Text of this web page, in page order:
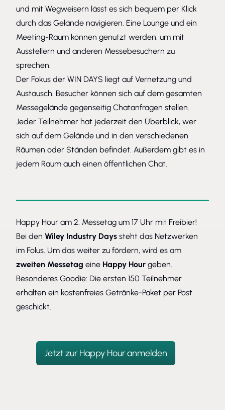
und mit Wegweisern lässt es sich bequem per Klick
durch das Gelände navigieren. Eine Lounge und ein
Meeting-Raum können genutzt werden, um mit
Ausstellern und anderen Messebesuchern zu
sprechen.
Der Fokus der WIN DAYS liegt auf Vernetzung und
Austausch. Besucher können sich auf dem gesamten
Messegelände gegenseitig Chatanfragen stellen.
Jeder Teilnehmer hat jederzeit den Überblick, wer
sich auf dem Gelände und in den verschiedenen
Räumen oder Ständen befindet. Außerdem gibt es in
jedem Raum auch einen öffentlichen Chat.
Happy Hour am 2. Messetag um 17 Uhr mit Freibier!
Bei den Wiley Industry Days steht das Netzwerken
im Folus. Um das weiter zu fördern, wird es am
zweiten Messetag eine Happy Hour geben.
Besonderes Goodie: Die ersten 150 Teilnehmer
erhalten ein kostenfreies Getränke-Paket per Post
geschickt.
Jetzt zur Happy Hour anmelden